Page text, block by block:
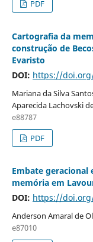
PDF
Cartografia da
construção de
Evaristo
DOI: https://
Mariana da Silva
Aparecida Lachovski
e88787
PDF
Embate geracional
memória em
DOI: https://
Anderson Amaral de
e87010